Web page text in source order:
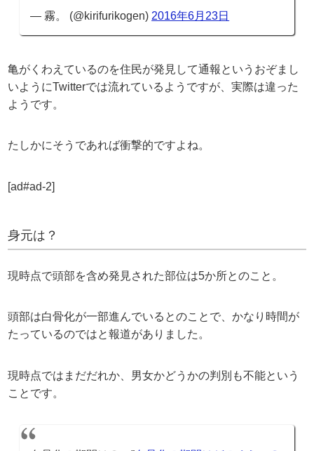
— 霧。 (@kirifurikogen) 2016年6月23日
亀がくわえているのを住民が発見して通報というおぞまし
いようにTwitterでは流れているようですが、実際は違った
ようです。
たしかにそうであれば衝撃的ですよね。
[ad#ad-2]
身元は？
現時点で頭部を含め発見された部位は5か所とのこと。
頭部は白骨化が一部進んでいるとのことで、かなり時間が
たっているのではと報道がありました。
現時点ではまだだれか、男女かどうかの判別も不能という
ことです。